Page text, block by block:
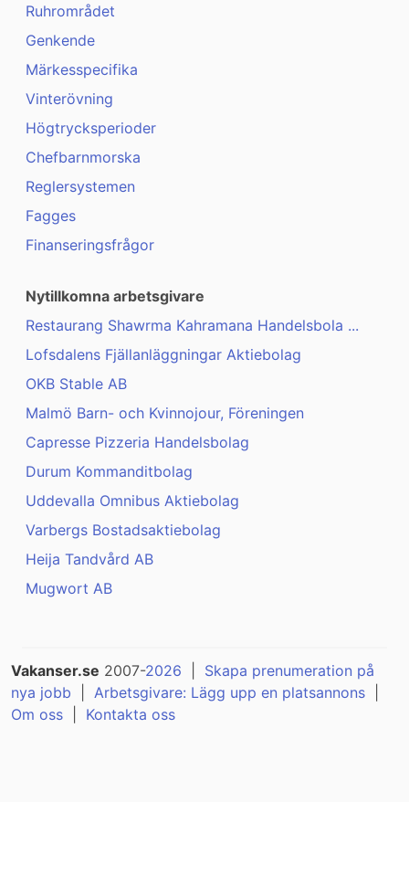
Ruhrområdet
Genkende
Märkesspecifika
Vinterövning
Högtrycksperioder
Chefbarnmorska
Reglersystemen
Fagges
Finanseringsfrågor
Nytillkomna arbetsgivare
Restaurang Shawrma Kahramana Handelsbola ...
Lofsdalens Fjällanläggningar Aktiebolag
OKB Stable AB
Malmö Barn- och Kvinnojour, Föreningen
Capresse Pizzeria Handelsbolag
Durum Kommanditbolag
Uddevalla Omnibus Aktiebolag
Varbergs Bostadsaktiebolag
Heija Tandvård AB
Mugwort AB
Vakanser.se 2007-2026
Skapa prenumeration på
nya jobb
Arbetsgivare: Lägg upp en platsannons
Om oss
Kontakta oss